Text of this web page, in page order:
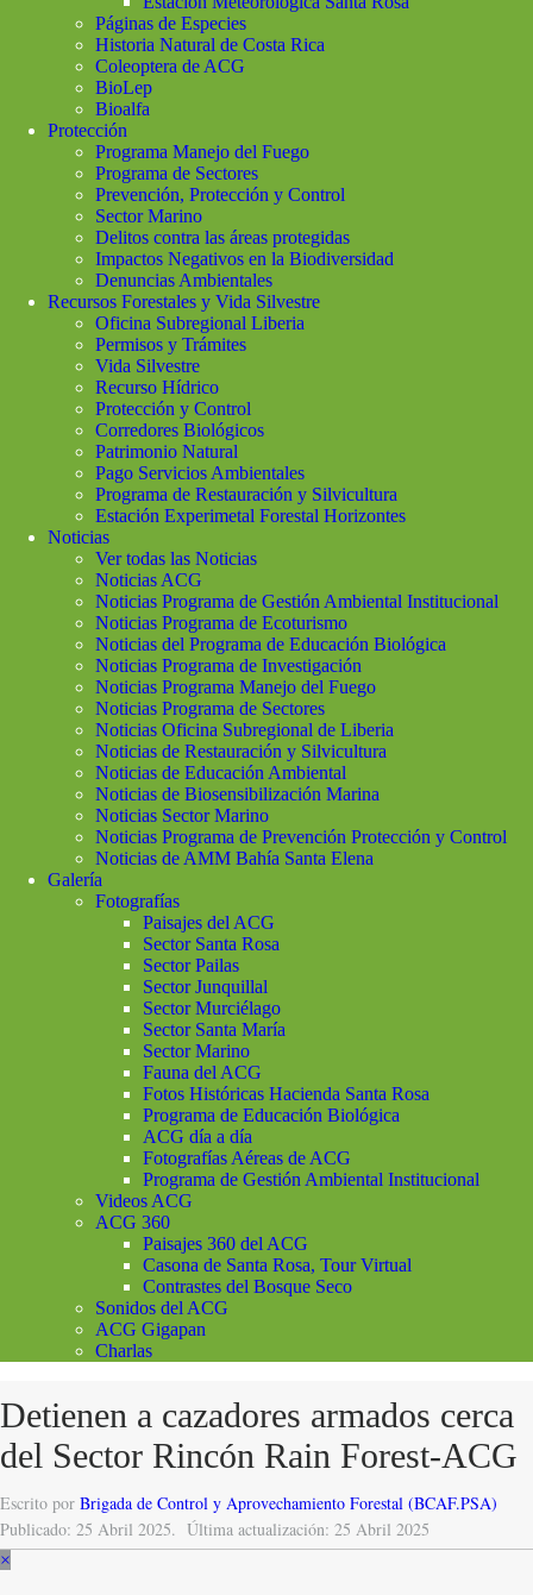
Páginas de Especies
Historia Natural de Costa Rica
Coleoptera de ACG
BioLep
Bioalfa
Protección
Programa Manejo del Fuego
Programa de Sectores
Prevención, Protección y Control
Sector Marino
Delitos contra las áreas protegidas
Impactos Negativos en la Biodiversidad
Denuncias Ambientales
Recursos Forestales y Vida Silvestre
Oficina Subregional Liberia
Permisos y Trámites
Vida Silvestre
Recurso Hídrico
Protección y Control
Corredores Biológicos
Patrimonio Natural
Pago Servicios Ambientales
Programa de Restauración y Silvicultura
Estación Experimetal Forestal Horizontes
Noticias
Ver todas las Noticias
Noticias ACG
Noticias Programa de Gestión Ambiental Institucional
Noticias Programa de Ecoturismo
Noticias del Programa de Educación Biológica
Noticias Programa de Investigación
Noticias Programa Manejo del Fuego
Noticias Programa de Sectores
Noticias Oficina Subregional de Liberia
Noticias de Restauración y Silvicultura
Noticias de Educación Ambiental
Noticias de Biosensibilización Marina
Noticias Sector Marino
Noticias Programa de Prevención Protección y Control
Noticias de AMM Bahía Santa Elena
Galería
Fotografías
Paisajes del ACG
Sector Santa Rosa
Sector Pailas
Sector Junquillal
Sector Murciélago
Sector Santa María
Sector Marino
Fauna del ACG
Fotos Históricas Hacienda Santa Rosa
Programa de Educación Biológica
ACG día a día
Fotografías Aéreas de ACG
Programa de Gestión Ambiental Institucional
Videos ACG
ACG 360
Paisajes 360 del ACG
Casona de Santa Rosa, Tour Virtual
Contrastes del Bosque Seco
Sonidos del ACG
ACG Gigapan
Charlas
Detienen a cazadores armados cerca
del Sector Rincón Rain Forest-ACG
Escrito por Brigada de Control y Aprovechamiento Forestal (BCAF.PSA)
Publicado: 25 Abril 2025. Última actualización: 25 Abril 2025
×